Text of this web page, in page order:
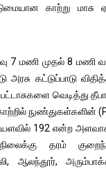
காற்று மாசு
7 மணி முதல் 8 மணி
கட்டுப்பாடு
வெடித்து
நுண்துகள்களின்
192 என்ற அளவாக
தரம்
ஆலந்தூர்,